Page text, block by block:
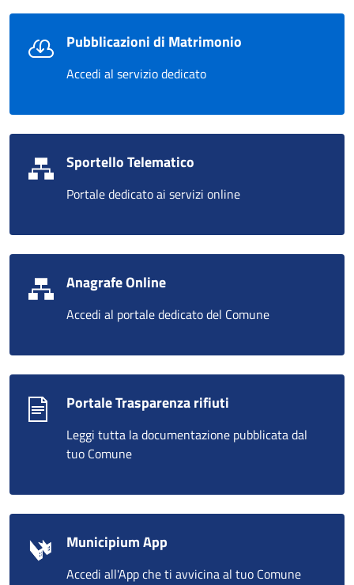
Pubblicazioni di Matrimonio
Accedi al servizio dedicato
Sportello Telematico
Portale dedicato ai servizi online
Anagrafe Online
Accedi al portale dedicato del Comune
Portale Trasparenza rifiuti
Leggi tutta la documentazione pubblicata dal
tuo Comune
Municipium App
Accedi all'App che ti avvicina al tuo Comune